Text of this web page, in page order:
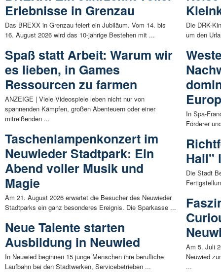
Erlebnisse in Grenzau
Das BREXX in Grenzau feiert ein Jubiläum. Vom 14. bis
16. August 2026 wird das 10-jährige Bestehen mit ...
Spaß statt Arbeit: Warum wir
es lieben, in Games
Ressourcen zu farmen
ANZEIGE | Viele Videospiele leben nicht nur von
spannenden Kämpfen, großen Abenteuern oder einer
mitreißenden ...
Taschenlampenkonzert im
Neuwieder Stadtpark: Ein
Abend voller Musik und
Magie
Am 21. August 2026 erwartet die Besucher des Neuwieder
Stadtparks ein ganz besonderes Ereignis. Die Sparkasse ...
Neue Talente starten
Ausbildung in Neuwied
In Neuwied beginnen 15 junge Menschen ihre berufliche
Laufbahn bei den Stadtwerken, Servicebetrieben ...
Die DRK-
um den
In Spa-
Förderer
Hall"
Die Stadt
Am 5. Juli
Neuwied
...